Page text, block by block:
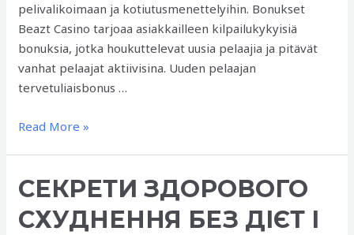
pelivalikoimaan ja kotiutusmenettelyihin. Bonukset
Beazt Casino tarjoaa asiakkailleen kilpailukykyisiä
bonuksia, jotka houkuttelevat uusia pelaajia ja pitävät
vanhat pelaajat aktiivisina. Uuden pelaajan
tervetuliaisbonus …
Beazt
2026:
Pelit
Read More »
СЕКРЕТИ ЗДОРОВОГО
СХУДНЕННЯ БЕЗ ДІЄТ І